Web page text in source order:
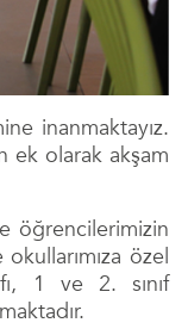
inanmaktayız.
ek olarak akşam
öğrencilerimizin
özel
1 ve 2. sınıf